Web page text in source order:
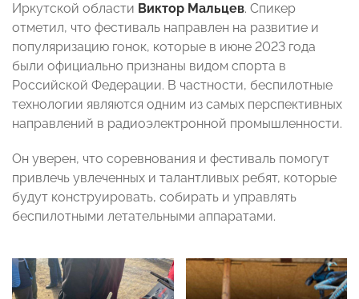
Иркутской области Виктор Мальцев. Спикер
отметил, что фестиваль направлен на развитие и
популяризацию гонок, которые в июне 2023 года
были официально признаны видом спорта в
Российской Федерации. В частности, беспилотные
технологии являются одним из самых перспективных
направлений в радиоэлектронной промышленности.
Он уверен, что соревнования и фестиваль помогут
привлечь увлеченных и талантливых ребят, которые
будут конструировать, собирать и управлять
беспилотными летательными аппаратами.